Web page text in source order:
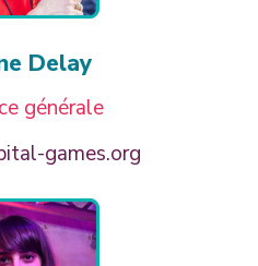
Delay
générale
games.org